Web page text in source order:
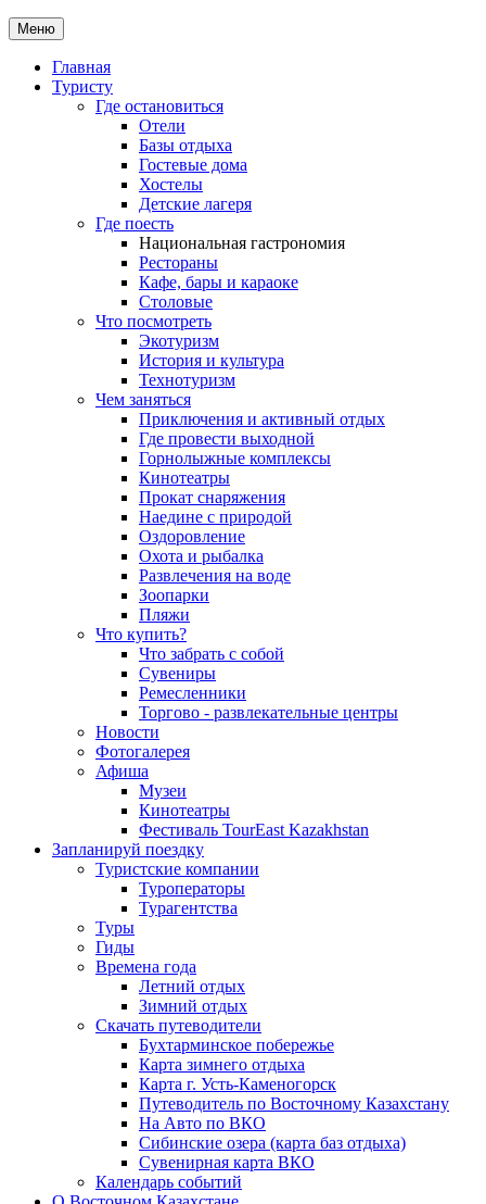
Меню
Главная
Туристу
Где остановиться
Отели
Базы отдыха
Гостевые дома
Хостелы
Детские лагеря
Где поесть
Национальная гастрономия
Рестораны
Кафе, бары и караоке
Столовые
Что посмотреть
Экотуризм
История и культура
Технотуризм
Чем заняться
Приключения и активный отдых
Где провести выходной
Горнолыжные комплексы
Кинотеатры
Прокат снаряжения
Наедине с природой
Оздоровление
Охота и рыбалка
Развлечения на воде
Зоопарки
Пляжи
Что купить?
Что забрать с собой
Сувениры
Ремесленники
Торгово - развлекательные центры
Новости
Фотогалерея
Афиша
Музеи
Кинотеатры
Фестиваль TourEast Kazakhstan
Запланируй поездку
Туристские компании
Туроператоры
Турагентства
Туры
Гиды
Времена года
Летний отдых
Зимний отдых
Скачать путеводители
Бухтарминское побережье
Карта зимнего отдыха
Карта г. Усть-Каменогорск
Путеводитель по Восточному Казахстану
На Авто по ВКО
Сибинские озера (карта баз отдыха)
Сувенирная карта ВКО
Календарь событий